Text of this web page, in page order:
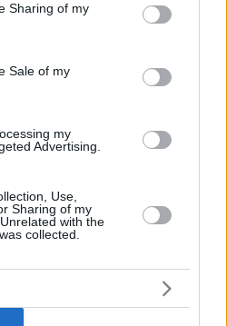
behaviour. You may click to
and its third-party tags to
purposes in below Google
Sharing of my
Sale of my
my
Advertising.
Use,
Sharing of my
with the
collected.ο ιερέας που έδιωξε
μέσα σε ναό
ιερέων δεν εκφράζουν την
της Ελλάδος» λένε στο